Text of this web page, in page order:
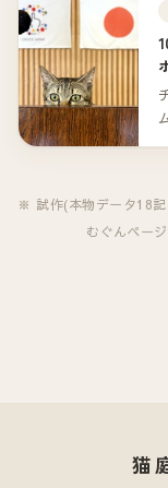
※ 試作(本物データ18記
むぐんペー
猫